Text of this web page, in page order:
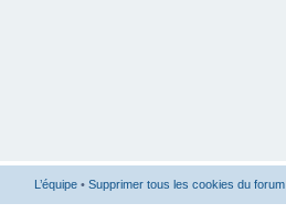
L’équipe • Supprimer tous les cookies du forum